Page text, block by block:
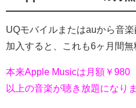
UQモバイルまたはauから音
加入すると、これも6ヶ月間無
本来Apple Musicは月額￥980
以上の音楽が聴き放題になりま